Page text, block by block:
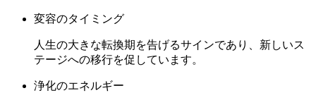
変容のタイミング
人生の大きな転換期を告げるサインであり、新しいス
テージへの移行を促しています。
浄化のエネルギー